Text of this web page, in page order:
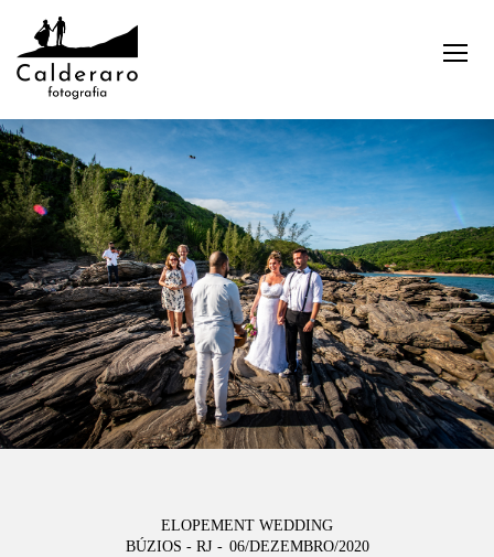
ELOPEMENT WEDDING
BÚZIOS - RJ
06/DEZEMBRO/2020